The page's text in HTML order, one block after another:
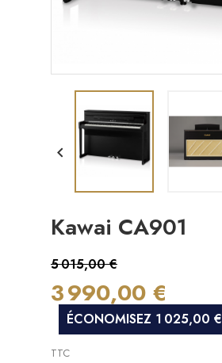

Kawai CA901
5 015,00 €
3 990,00 €
ÉCONOMISEZ 1 025,00 €
TTC